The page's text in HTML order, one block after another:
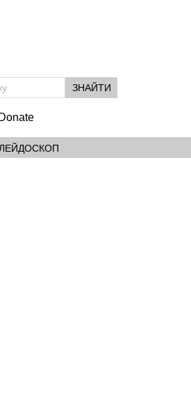
Donate